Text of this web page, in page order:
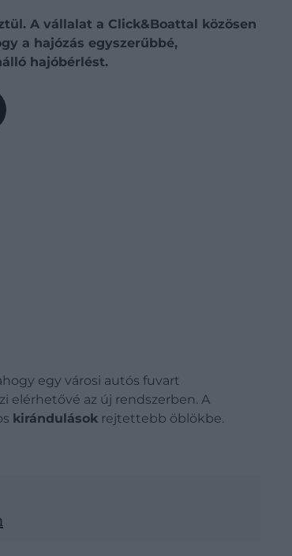
A vállalat a Click&Boattal közösen
a hajózás egyszerűbbé,
hajóbérlést.
egy városi autós fuvart
elérhetővé az új rendszerben. A
kirándulások rejtettebb öblökbe.